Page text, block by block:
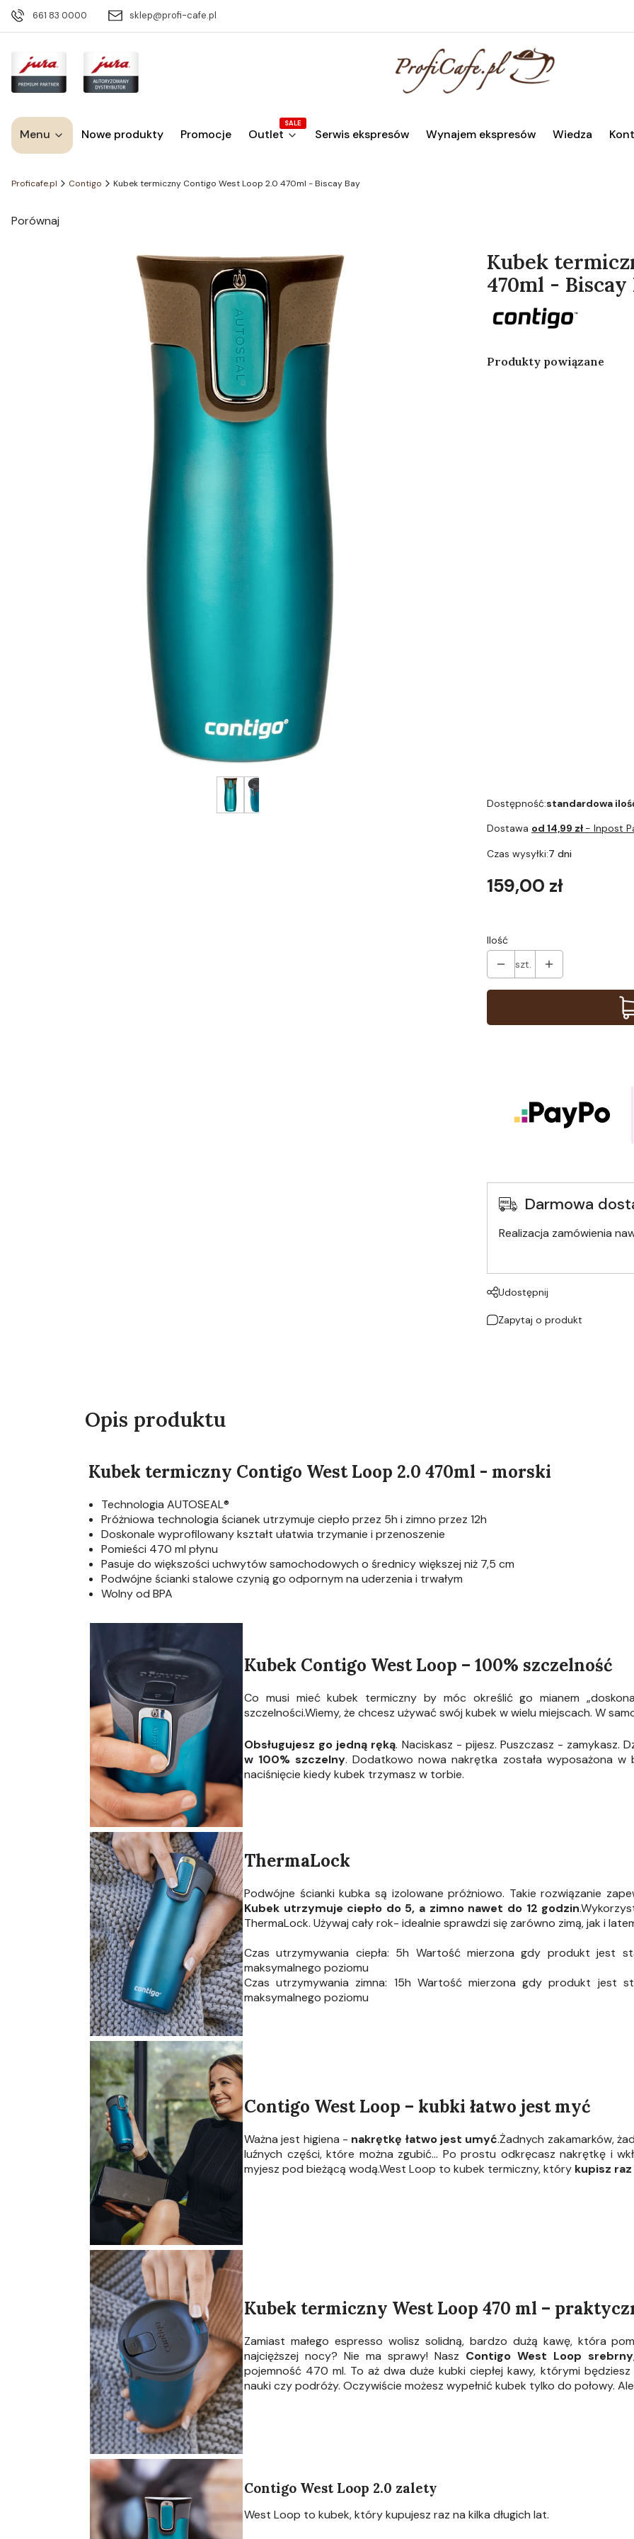
661 83 0000 sklep@profi-cafe.pl
Menu Nowe produkty Promocje Outlet
SALE
Serwis ekspresów Wynajem ekspresów Wiedza
Proficafe.pl Contigo Kubek termiczny Contigo West Loop 2.0 470ml - Biscay Bay
Porównaj
Kubek
470ml - Biscay
Produkty powiązane
Dostępność:standardowa
Dostawa od 14,99 zł - Inpost
Czas wysyłki:7 dni
Cena
159,00 zł
Ilość
szt.
Darmowa
Realizacja zamówienia
Udostępnij
Zapytaj o produkt
Opis produktu
Kubek termiczny Contigo West Loop 2.0 470ml - morski
Technologia AUTOSEAL®
Próżniowa technologia ścianek utrzymuje ciepło przez 5h i zimno przez 12h
Doskonale wyprofilowany kształt ułatwia trzymanie i przenoszenie
Pomieści 470 ml płynu
Pasuje do większości uchwytów samochodowych o średnicy większej niż 7,5 cm
Podwójne ścianki stalowe czynią go odpornym na uderzenia i trwałym
Wolny od BPA
Kubek Contigo West Loop – 100% szczelność
Co musi mieć kubek termiczny by móc określić go mianem
szczelności.Wiemy, że chcesz używać swój kubek w wielu miejscach. W
Obsługujesz go jedną ręką. Naciskasz - pijesz. Puszczasz - zamykasz.
w 100% szczelny. Dodatkowo nowa nakrętka została wyposażona w
naciśnięcie kiedy kubek trzymasz w torbie.
ThermaLock
Podwójne ścianki kubka są izolowane próżniowo. Takie rozwiązanie
Kubek utrzymuje ciepło do 5, a zimno nawet do 12 godzin
ThermaLock. Używaj cały rok- idealnie sprawdzi się zarówno zimą, jak i
Czas utrzymywania ciepła: 5h Wartość mierzona gdy produkt jest
maksymalnego poziomu
Czas utrzymywania zimna: 15h Wartość mierzona gdy produkt jest
maksymalnego poziomu
Contigo West Loop – kubki łatwo jest myć
Ważna jest higiena - nakrętkę łatwo jest umyć.Żadnych zakamarków,
luźnych części, które można zgubić... Po prostu odkręcasz nakrętkę i
myjesz pod bieżącą wodą.West Loop to kubek termiczny, który kupisz
Kubek termiczny West Loop 470 ml –
Zamiast małego espresso wolisz solidną, bardzo dużą kawę, która
najcięższej nocy? Nie ma sprawy! Nasz Contigo West Loop srebrny
pojemność 470 ml. To aż dwa duże kubki ciepłej kawy, którymi
nauki czy podróży. Oczywiście możesz wypełnić kubek tylko do połowy.
Contigo West Loop 2.0 zalety
West Loop to kubek, który kupujesz raz na kilka długich lat.